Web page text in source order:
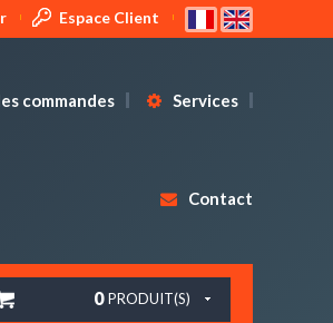
Espace Client
commandes Services
Contact
0 PRODUIT(S)